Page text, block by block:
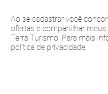
Ao se cadastrar você
ofertas e compartilhar
Terra Turismo. Para mais
política de privacidade.